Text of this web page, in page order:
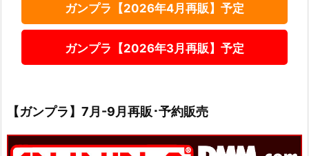
ガンプラ【2026年4月再販】予定
ガンプラ【2026年3月再販】予定
【ガンプラ】7月-9月再販･予約販売